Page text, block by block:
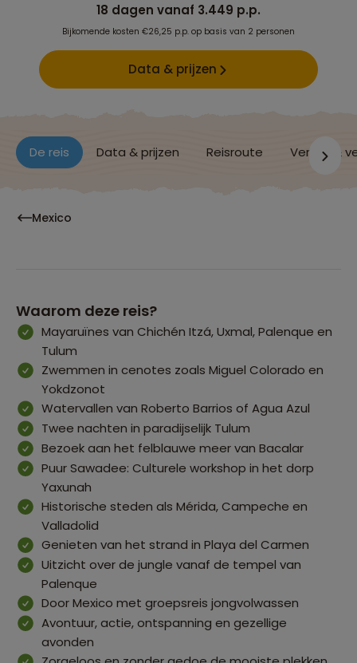
18 dagen vanaf 3.449 p.p.
Bijkomende kosten €26,25 p.p. op basis van 2 personen
Data & prijzen
De reis Data & prijzen Reisroute Verblijf &
Mexico
Waarom deze reis?
Mayaruïnes van Chichén Itzá, Uxmal, Palenque en
Tulum
Zwemmen in cenotes zoals Miguel Colorado en
Yokdzonot
Watervallen van Roberto Barrios of Agua Azul
Twee nachten in paradijselijk Tulum
Bezoek aan het felblauwe meer van Bacalar
Puur Sawadee: Culturele workshop in het dorp
Yaxunah
Historische steden als Mérida, Campeche en
Valladolid
Genieten van het strand in Playa del Carmen
Uitzicht over de jungle vanaf de tempel van
Palenque
Door Mexico met groepsreis jongvolwassen
Avontuur, actie, ontspanning en gezellige
avonden